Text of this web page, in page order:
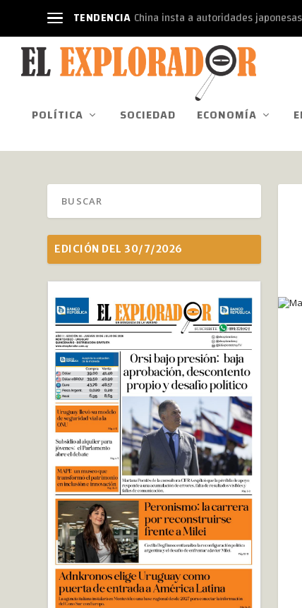
TENDENCIA China insta a autoridades
POLÍTICA SOCIEDAD ECONOMÍA
EDICIÓN DEL 30/7/2026